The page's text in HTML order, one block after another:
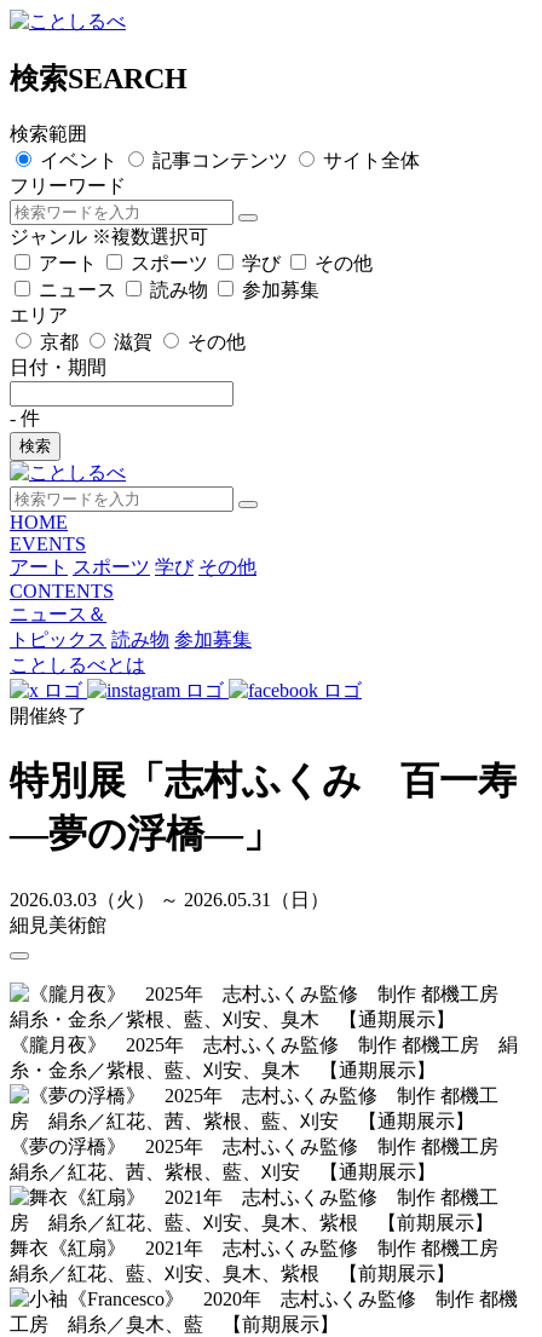
検索SEARCH
検索範囲
イベント
記事コンテンツ
サイト全体
フリーワード
ジャンル ※複数選択可
アート
スポーツ 学び
その他
ニュース
読み物
参加募集
エリア
京都
滋賀
その他
日付・期間
- 件
検索
HOME
EVENTS
アート スポーツ 学び その他
CONTENTS
ニュース＆
トピックス 読み物 参加募集
ことしるべとは
開催終了
特別展「志村ふくみ 百一寿
―夢の浮橋―」
2026.03.03（火） ～ 2026.05.31（日）
細見美術館
《朧月夜》 2025年 志村ふくみ監修 制作 都機工房 絹
糸・金糸／紫根、藍、刈安、臭木 【通期展示】
《夢の浮橋》 2025年 志村ふくみ監修 制作 都機工房
絹糸／紅花、茜、紫根、藍、刈安 【通期展示】
舞衣《紅扇》 2021年 志村ふくみ監修 制作 都機工房
絹糸／紅花、藍、刈安、臭木、紫根 【前期展示】